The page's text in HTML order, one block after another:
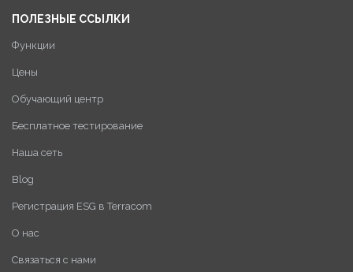
ПОЛЕЗНЫЕ ССЫЛКИ
Функции
Цены
Обучающий центр
Бесплатное тестирование
Наша сеть
Blog
Регистрация ESG в Terracom
О нас
Связаться с нами